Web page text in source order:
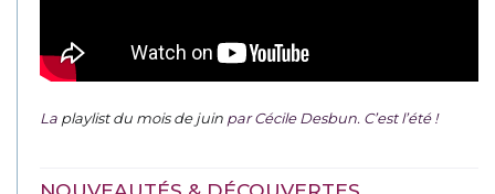
La playlist du mois de juin par Cécile Desbun. C’est l’été !